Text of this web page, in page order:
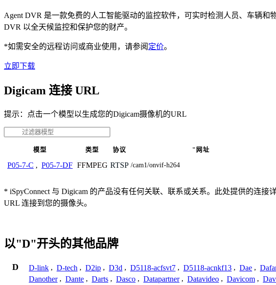
Agent DVR 是一款免费的人工智能驱动的监控软件，可实时检测人员、车辆
DVR 以全天候监控和保护您的财产。
*如需安全的远程访问或商业使用，请参阅 定价。
立即下载
Digicam 连接 URL
提示：点击一个模型以生成您的Digicam摄像机的URL
模型 类型 协议 "网址
P05-7-C , P05-7-DF FFMPEG RTSP /cam1/onvif-h264
* iSpyConnect 与 Digicam 的产品没有任何关联、联系或关系。此处提供的连
URL 连接到您的摄像头。
以"D"开头的其他品牌
D D-link , D-tech , D2ip , D3d , D5118-acfsvt7 , D5118-acnkf13 , Dae ,
Danother , Dante , Darts , Dasco , Datapartner , Datavideo , Davicom ,